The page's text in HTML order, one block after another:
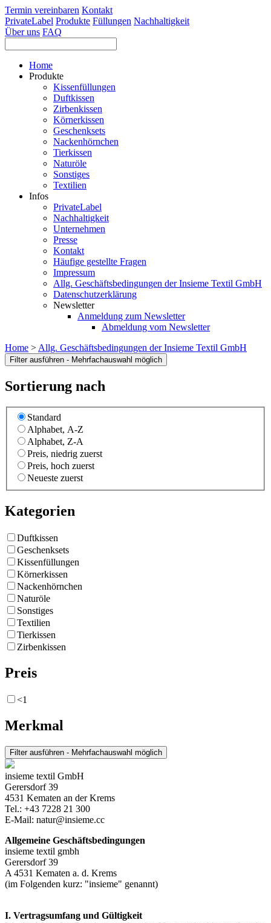
Termin vereinbaren Kontakt
PrivateLabel Produkte Füllungen Nachhaltigkeit
Über uns FAQ
Home
Produkte
Kissenfüllungen
Duftkissen
Zirbenkissen
Körnerkissen
Geschenksets
Nackenhörnchen
Tierkissen
Naturöle
Sonstiges
Textilien
Infos
PrivateLabel
Nachhaltigkeit
Unternehmen
Presse
Kontakt
Häufige gestellte Fragen
Impressum
Allg. Geschäftsbedingungen der Insieme Textil GmbH
Datenschutzerklärung
Newsletter
Anmeldung zum Newsletter
Abmeldung vom Newsletter
Home > Allg. Geschäftsbedingungen der Insieme Textil GmbH
Sortierung nach
Standard
Alphabet, A-Z
Alphabet, Z-A
Preis, niedrig zuerst
Preis, hoch zuerst
Neueste zuerst
Kategorien
Duftkissen
Geschenksets
Kissenfüllungen
Körnerkissen
Nackenhörnchen
Naturöle
Sonstiges
Textilien
Tierkissen
Zirbenkissen
Preis
<1
Merkmal
insieme textil GmbH
Gerersdorf 39
4531 Kematen an der Krems
Tel.: +43 7228 21 300
E-Mail: natur@insieme.cc
Allgemeine Geschäftsbedingungen
insieme textil gmbh
Gerersdorf 39
A 4531 Kematen a. d. Krems
(im Folgenden kurz: "insieme" genannt)
I. Vertragsumfang und Gültigkeit